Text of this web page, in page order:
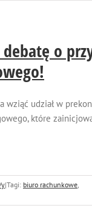
o
wziąć udział w
które
y|Tagi: biuro rachunkowe,